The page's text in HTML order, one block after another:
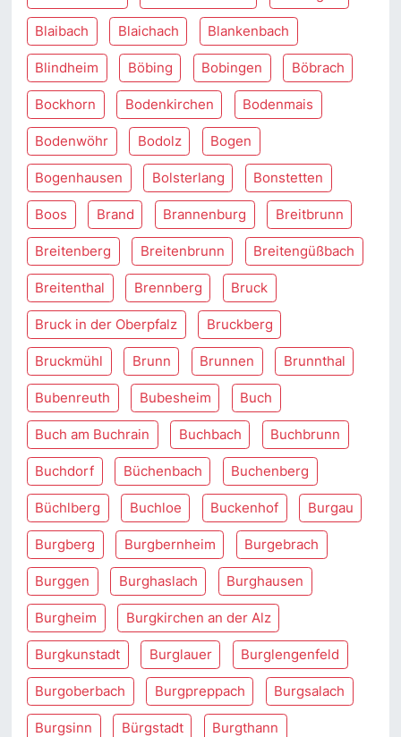
Blaibach Blaichach Blankenbach
Blindheim Böbing Bobingen Böbrach
Bockhorn Bodenkirchen Bodenmais
Bodenwöhr Bodolz Bogen
Bogenhausen Bolsterlang Bonstetten
Boos Brand Brannenburg Breitbrunn
Breitenberg Breitenbrunn Breitengüßbach
Breitenthal Brennberg Bruck
Bruck in der Oberpfalz Bruckberg
Bruckmühl Brunn Brunnen Brunnthal
Bubenreuth Bubesheim Buch
Buch am Buchrain Buchbach Buchbrunn
Buchdorf Büchenbach Buchenberg
Büchlberg Buchloe Buckenhof Burgau
Burgberg Burgbernheim Burgebrach
Burggen Burghaslach Burghausen
Burgheim Burgkirchen an der Alz
Burgkunstadt Burglauer Burglengenfeld
Burgoberbach Burgpreppach Burgsalach
Burgsinn Bürgstadt Burgthann